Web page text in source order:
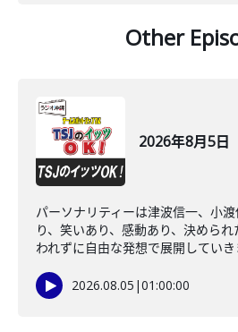
Other
2026年8月5
パーソナリティーは津波信一、小
り、笑いあり、感動あり、決めら
われずに自由な発想で展開していき
2026.08.05 |01:00:00